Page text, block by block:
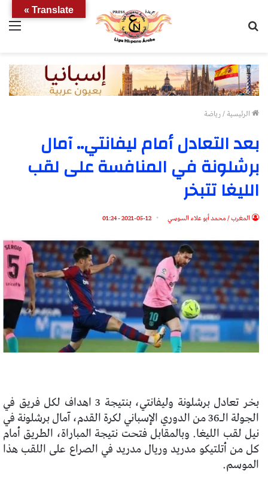
الرئيسية/رياضة
بعد التعادل أمام ليفانتي.. آمال
برشلونة في المنافسة على لقب
الليغا تتبخر
المغرب / محمد أبو علاء السوسي 2021-05-12 - 01:24
بخر تعادل برشلونة وليفانتي، بنتيجة 3 اهداف لكل فريق في
الجولة الـ36 من الدوري الإسباني لكرة القدم، آمال برشلونة في
نيل لقب الليغا. وبالمقابل فتحت نتيجة المباراة، الطريق أمام
كل من أتلتيكو مدريد وريال مدريد في الصراع على اللقب هذا
الموسم.
Translate »